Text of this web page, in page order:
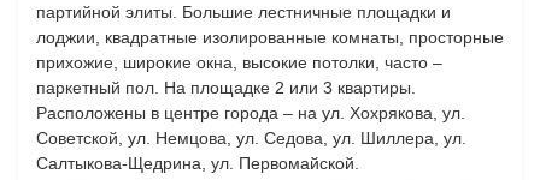
партийной элиты. Большие лестничные площадки и
лоджии, квадратные изолированные комнаты, просторные
прихожие, широкие окна, высокие потолки, часто –
паркетный пол. На площадке 2 или 3 квартиры.
Расположены в центре города – на ул. Хохрякова, ул.
Советской, ул. Немцова, ул. Седова, ул. Шиллера, ул.
Салтыкова-Щедрина, ул. Первомайской.